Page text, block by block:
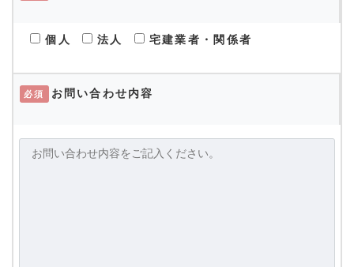
個人 法人 宅建業者・関係者
必須 お問い合わせ内容